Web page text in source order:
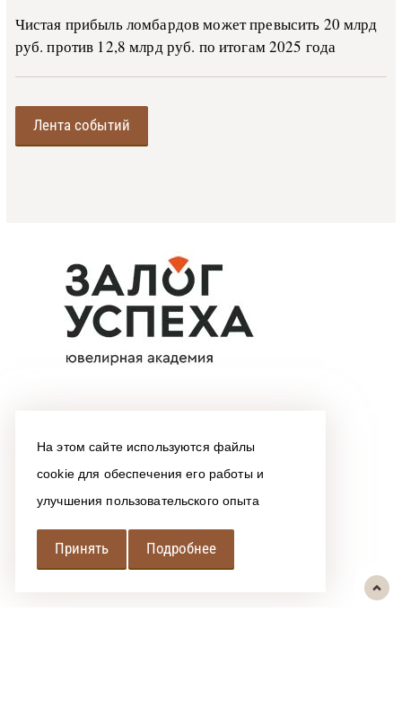
На этом сайте используются файлы
cookie для обеспечения его работы и
улучшения пользовательского опыта
Принять Подробнее
Чистая прибыль ломбардов может превысить 20 млрд
руб. против 12,8 млрд руб. по итогам 2025 года
Лента событий